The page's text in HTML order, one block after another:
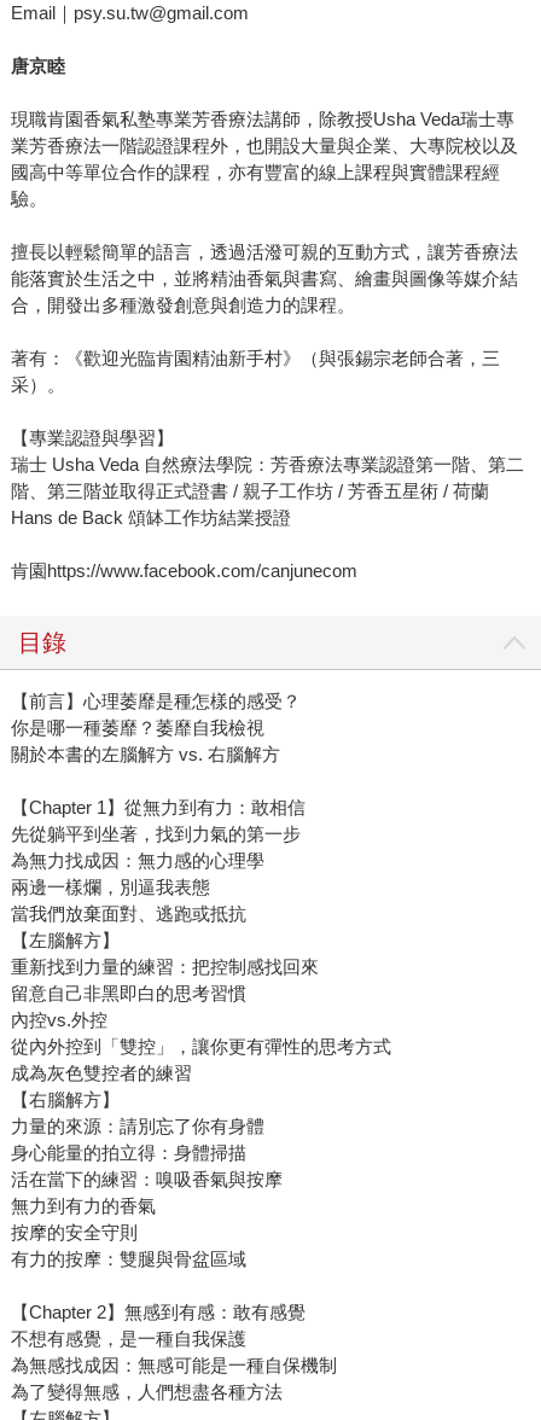
Email｜psy.su.tw@gmail.com
唐京睦
現職肯園香氣私塾專業芳香療法講師，除教授Usha Veda瑞士專
業芳香療法一階認證課程外，也開設大量與企業、大專院校以及
國高中等單位合作的課程，亦有豐富的線上課程與實體課程經
驗。
擅長以輕鬆簡單的語言，透過活潑可親的互動方式，讓芳香療法
能落實於生活之中，並將精油香氣與書寫、繪畫與圖像等媒介結
合，開發出多種激發創意與創造力的課程。
著有：《歡迎光臨肯園精油新手村》（與張錫宗老師合著，三
采）。
【專業認證與學習】
瑞士 Usha Veda 自然療法學院：芳香療法專業認證第一階、第二
階、第三階並取得正式證書 / 親子工作坊 / 芳香五星術 / 荷蘭
Hans de Back 頌缽工作坊結業授證
肯園https://www.facebook.com/canjunecom
目錄
【前言】心理萎靡是種怎樣的感受？
你是哪一種萎靡？萎靡自我檢視
關於本書的左腦解方 vs. 右腦解方
【Chapter 1】從無力到有力：敢相信
先從躺平到坐著，找到力氣的第一步
為無力找成因：無力感的心理學
兩邊一樣爛，別逼我表態
當我們放棄面對、逃跑或抵抗
【左腦解方】
重新找到力量的練習：把控制感找回來
留意自己非黑即白的思考習慣
內控vs.外控
從內外控到「雙控」，讓你更有彈性的思考方式
成為灰色雙控者的練習
【右腦解方】
力量的來源：請別忘了你有身體
身心能量的拍立得：身體掃描
活在當下的練習：嗅吸香氣與按摩
無力到有力的香氣
按摩的安全守則
有力的按摩：雙腿與骨盆區域
【Chapter 2】無感到有感：敢有感覺
不想有感覺，是一種自我保護
為無感找成因：無感可能是一種自保機制
為了變得無感，人們想盡各種方法